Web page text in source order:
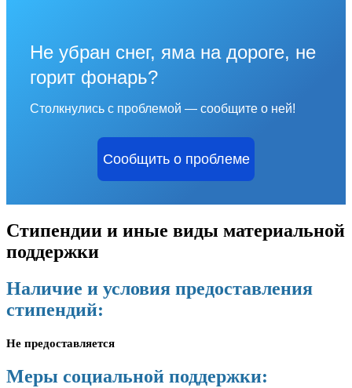
Не убран снег, яма на дороге, не
горит фонарь?
Столкнулись с проблемой — сообщите о ней!
Сообщить о проблеме
Стипендии и иные виды материальной
поддержки
Наличие и условия предоставления
стипендий:
Не предоставляется
Меры социальной поддержки: